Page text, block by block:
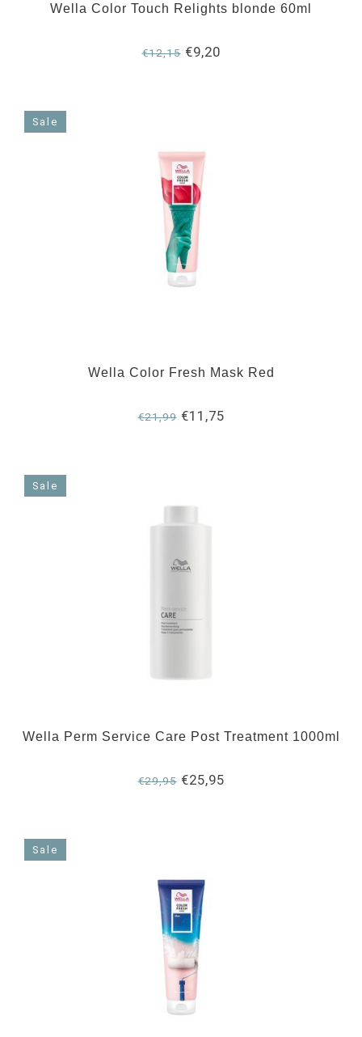
Wella Color Touch Relights blonde 60ml
€12,15€9,20
Sale
Wella Color Fresh Mask Red
€21,99€11,75
Sale
Wella Perm Service Care Post Treatment 1000ml
€29,95€25,95
Sale